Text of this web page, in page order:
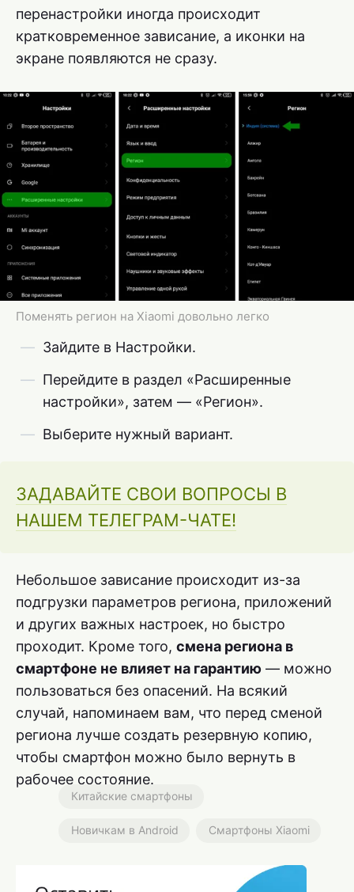
перенастройки иногда происходит
кратковременное зависание, а иконки на
экране появляются не сразу.
Поменять регион на Xiaomi довольно легко
Зайдите в Настройки.
Перейдите в раздел «Расширенные
настройки», затем — «Регион».
Выберите нужный вариант.
ЗАДАВАЙТЕ СВОИ ВОПРОСЫ В
НАШЕМ ТЕЛЕГРАМ-ЧАТЕ!
Небольшое зависание происходит из-за
подгрузки параметров региона, приложений
и других важных настроек, но быстро
проходит. Кроме того, смена региона в
смартфоне не влияет на гарантию — можно
пользоваться без опасений. На всякий
случай, напоминаем вам, что перед сменой
региона лучше создать резервную копию,
чтобы смартфон можно было вернуть в
рабочее состояние.
Китайские смартфоны
Новичкам в Android Смартфоны Xiaomi